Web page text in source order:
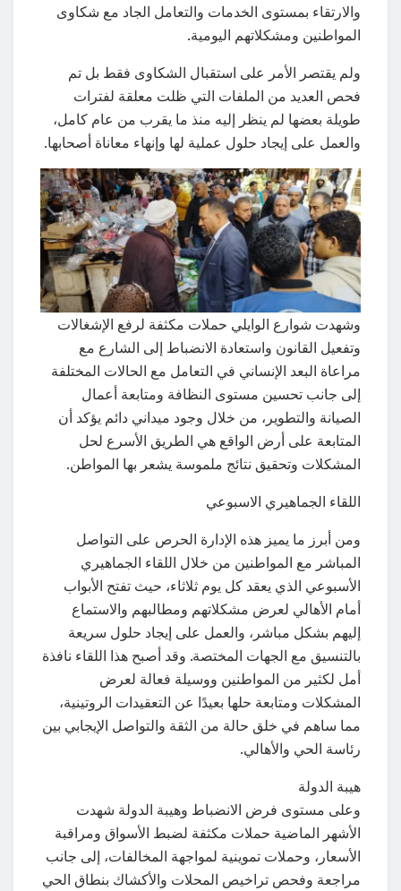
والارتقاء بمستوى الخدمات والتعامل الجاد مع شكاوى
المواطنين ومشكلاتهم اليومية.
ولم يقتصر الأمر على استقبال الشكاوى فقط بل تم
فحص العديد من الملفات التي ظلت معلقة لفترات
طويلة بعضها لم ينظر إليه منذ ما يقرب من عام كامل،
والعمل على إيجاد حلول عملية لها وإنهاء معاناة أصحابها.
وشهدت شوارع الوايلي حملات مكثفة لرفع الإشغالات
وتفعيل القانون واستعادة الانضباط إلى الشارع مع
مراعاة البعد الإنساني في التعامل مع الحالات المختلفة
إلى جانب تحسين مستوى النظافة ومتابعة أعمال
الصيانة والتطوير، من خلال وجود ميداني دائم يؤكد أن
المتابعة على أرض الواقع هي الطريق الأسرع لحل
المشكلات وتحقيق نتائج ملموسة يشعر بها المواطن.
اللقاء الجماهيري الاسبوعي
ومن أبرز ما يميز هذه الإدارة الحرص على التواصل
المباشر مع المواطنين من خلال اللقاء الجماهيري
الأسبوعي الذي يعقد كل يوم ثلاثاء، حيث تفتح الأبواب
أمام الأهالي لعرض مشكلاتهم ومطالبهم والاستماع
إليهم بشكل مباشر، والعمل على إيجاد حلول سريعة
بالتنسيق مع الجهات المختصة. وقد أصبح هذا اللقاء نافذة
أمل لكثير من المواطنين ووسيلة فعالة لعرض
المشكلات ومتابعة حلها بعيدًا عن التعقيدات الروتينية،
مما ساهم في خلق حالة من الثقة والتواصل الإيجابي بين
رئاسة الحي والأهالي.
هيبة الدولة
وعلى مستوى فرض الانضباط وهيبة الدولة شهدت
الأشهر الماضية حملات مكثفة لضبط الأسواق ومراقبة
الأسعار، وحملات تموينية لمواجهة المخالفات، إلى جانب
مراجعة وفحص تراخيص المحلات والأكشاك بنطاق الحي